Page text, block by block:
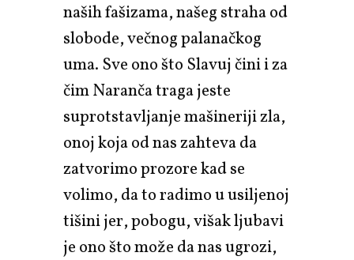
naših fašizama, našeg straha od
slobode, večnog palanačkog
uma. Sve ono što Slavuj čini i za
čim Naranča traga jeste
suprotstavljanje mašineriji zla,
onoj koja od nas zahteva da
zatvorimo prozore kad se
volimo, da to radimo u usiljenoj
tišini jer, pobogu, višak ljubavi
je ono što može da nas ugrozi,